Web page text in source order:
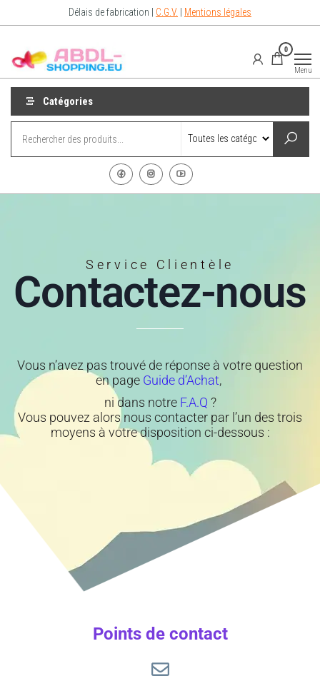
Délais de fabrication | C.G.V. Mentions légales
Abdl
Shop for
0
Menu
Catégories
Service Clientèle
Contactez-nous
Vous n’avez pas trouvé de réponse à votre question
en page Guide d’Achat,
ni dans notre F.A.Q ?
Vous pouvez alors nous contacter par l’un des trois
moyens à votre disposition ci-dessous :
Points de contact